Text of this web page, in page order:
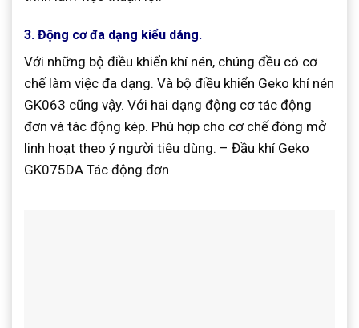
3. Động cơ đa dạng kiểu dáng.
Với những bộ điều khiển khí nén, chúng đều có cơ
chế làm việc đa dạng. Và bộ điều khiển Geko khí nén
GK063 cũng vậy. Với hai dạng động cơ tác động
đơn và tác động kép. Phù hợp cho cơ chế đóng mở
linh hoạt theo ý người tiêu dùng. – Đầu khí Geko
GK075DA Tác động đơn